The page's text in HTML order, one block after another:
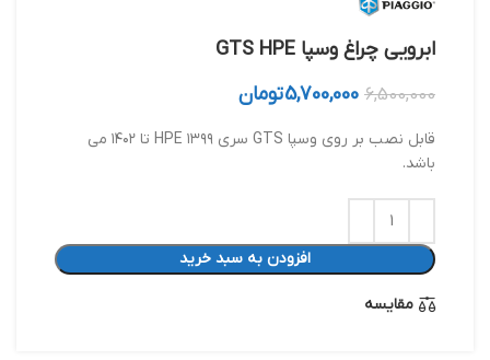
ابرویی چراغ وسپا GTS HPE
6,500,000
5,700,000تومان
قابل نصب بر روی وسپا GTS سری HPE ۱۳۹۹ تا ۱۴۰۲ می
باشد.
افزودن به سبد خرید
مقایسه